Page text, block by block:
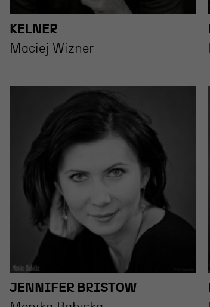
KELNER
Maciej Wizner
JENNIFER BRISTOW